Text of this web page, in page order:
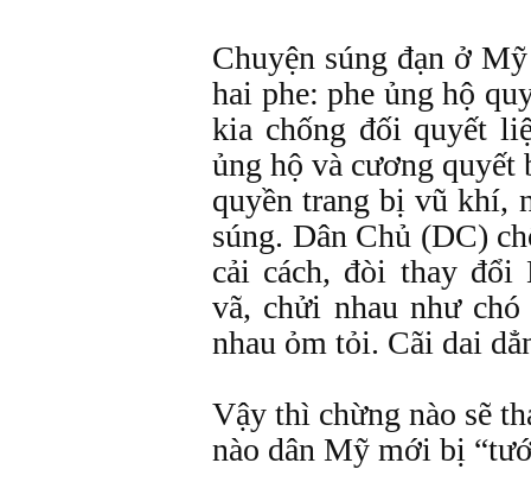
Chuyện súng đạn ở
hai phe: phe ủng hộ
kia chống đối quyết
ủng hộ và cương quyết
quyền trang bị vũ khí,
súng. Dân Chủ (DC)
cải cách, đòi thay đổi
vã, chửi nhau như
nhau ỏm tỏi. Cãi dai
Vậy thì chừng nào sẽ
nào dân Mỹ mới bị